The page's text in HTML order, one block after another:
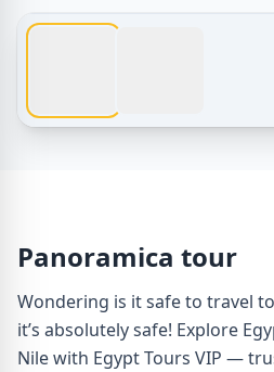
Tour dell'Egitto – Is it safe to
Panoramica tour
Wondering is it safe to travel
it’s absolutely safe! Explore
Nile with Egypt Tours VIP —